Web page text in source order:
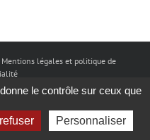
Mentions légales et politique de
le contrôle sur ceux que
Personnaliser